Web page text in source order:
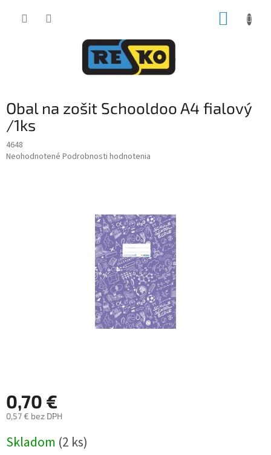
Obal na zošit Schooldoo A4 fialový
/1ks
4648
Priemerné
Neohodnotené Podrobnosti hodnotenia
0,70 €
0,57 € bez DPH
cena:
Skladom (2 ks)